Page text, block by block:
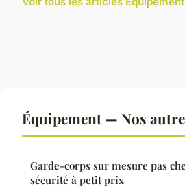
Équipement — Nos
Garde-corps sur mesure pas
sécurité à petit prix